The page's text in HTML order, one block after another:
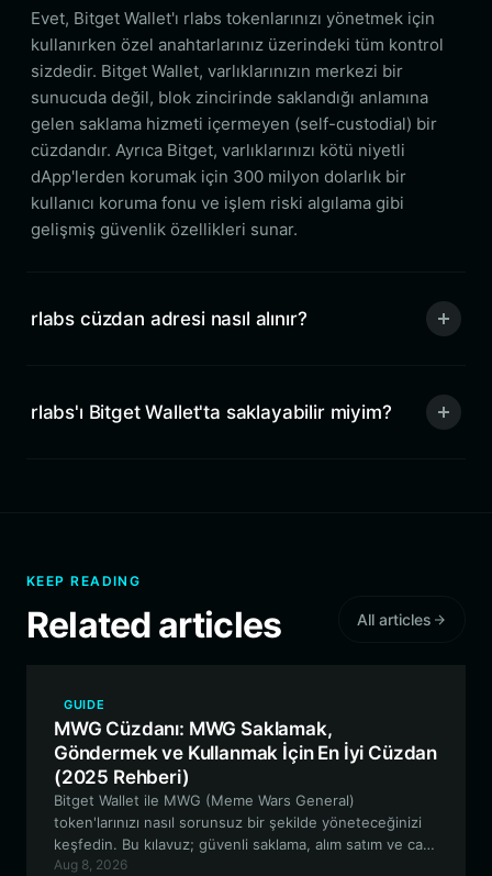
Evet, Bitget Wallet'ı rlabs tokenlarınızı yönetmek için
kullanırken özel anahtarlarınız üzerindeki tüm kontrol
sizdedir. Bitget Wallet, varlıklarınızın merkezi bir
sunucuda değil, blok zincirinde saklandığı anlamına
gelen saklama hizmeti içermeyen (self-custodial) bir
cüzdandır. Ayrıca Bitget, varlıklarınızı kötü niyetli
dApp'lerden korumak için 300 milyon dolarlık bir
kullanıcı koruma fonu ve işlem riski algılama gibi
gelişmiş güvenlik özellikleri sunar.
rlabs cüzdan adresi nasıl alınır?
rlabs'ı Bitget Wallet'ta saklayabilir miyim?
KEEP READING
Related articles All articles
GUIDE
MWG Cüzdanı: MWG Saklamak,
Göndermek ve Kullanmak İçin En İyi Cüzdan
(2025 Rehberi)
Bitget Wallet ile MWG (Meme Wars General)
token'larınızı nasıl sorunsuz bir şekilde yöneteceğinizi
keşfedin. Bu kılavuz; güvenli saklama, alım satım ve canlı
MWG ekosistemine katılım hakkında bilmeniz gereken
Aug 8, 2026